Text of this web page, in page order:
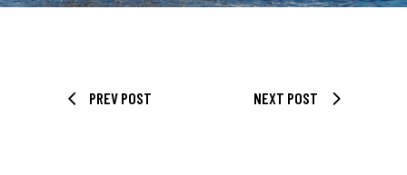
PREV POST NEXT POST